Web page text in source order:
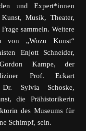
und Expert*innen
Musik, Theater,
sammeln. Weitere
von „Wozu Kunst“
Enjott Schneider,
Kampe, der
Prof. Eckart
Dr. Sylvia Schoske,
die Prähistorikerin
des Museums für
Schimpf, sein.